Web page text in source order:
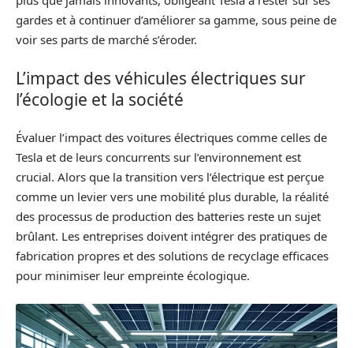
gardes et à continuer d’améliorer sa gamme, sous peine de
voir ses parts de marché s’éroder.
L’impact des véhicules électriques sur
l’écologie et la société
Évaluer l’impact des voitures électriques comme celles de
Tesla et de leurs concurrents sur l’environnement est
crucial. Alors que la transition vers l’électrique est perçue
comme un levier vers une mobilité plus durable, la réalité
des processus de production des batteries reste un sujet
brûlant. Les entreprises doivent intégrer des pratiques de
fabrication propres et des solutions de recyclage efficaces
pour minimiser leur empreinte écologique.